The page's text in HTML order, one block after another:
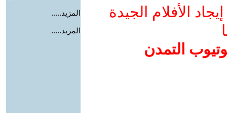
الأفلام الجيدة
التمدن
المزيد.....
المزيد.....